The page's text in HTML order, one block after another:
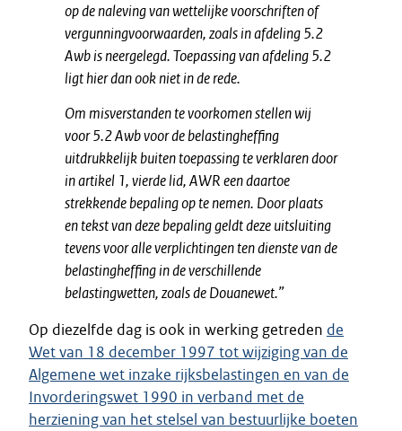
op de naleving van wettelijke voorschriften of
vergunningvoorwaarden, zoals in afdeling 5.2
Awb is neergelegd. Toepassing van afdeling 5.2
ligt hier dan ook niet in de rede.
Om misverstanden te voorkomen stellen wij
voor 5.2 Awb voor de belastingheffing
uitdrukkelijk buiten toepassing te verklaren door
in artikel 1, vierde lid, AWR een daartoe
strekkende bepaling op te nemen. Door plaats
en tekst van deze bepaling geldt deze uitsluiting
tevens voor alle verplichtingen ten dienste van de
belastingheffing in de verschillende
belastingwetten, zoals de Douanewet.”
Op diezelfde dag is ook in werking getreden de
Wet van 18 december 1997 tot wijziging van de
Algemene wet inzake rijksbelastingen en van de
Invorderingswet 1990 in verband met de
herziening van het stelsel van bestuurlijke boeten